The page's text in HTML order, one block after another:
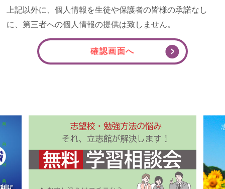
上記以外に、個人情報を生徒や保護者の皆様の承諾なし
に、第三者への個人情報の提供は致しません。